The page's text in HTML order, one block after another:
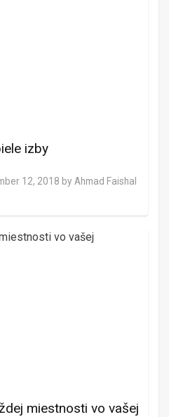
izby
12, 2018 by Ahmad Faishal
miestnosti vo vašej